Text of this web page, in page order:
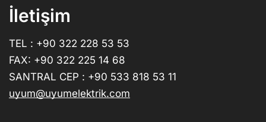
İletişim
TEL : +90 322 228 53 53
FAX: +90 322 225 14 68
SANTRAL CEP : +90 533 818 53 11
uyum@uyumelektrik.com